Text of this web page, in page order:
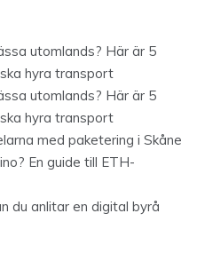
utomlands? Här är 5
hyra transport
utomlands? Här är 5
hyra transport
med paketering i Skåne
En guide till ETH-
du anlitar en digital byrå